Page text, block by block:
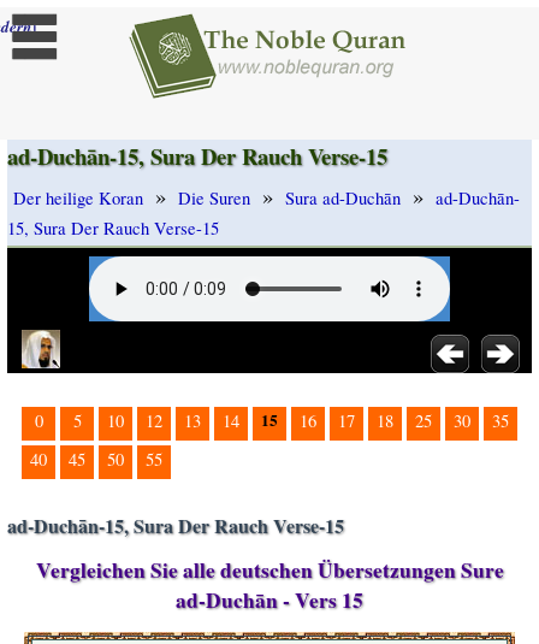
]
ad-Duchān-15, Sura Der Rauch Verse-15
Der heilige Koran » Die Suren » Sura ad-Duchān » ad-Duchān-
15, Sura Der Rauch Verse-15
0 5 10 12 13 14 15 16 17 18 25 30
35
40
45 50 55
ad-Duchān-15, Sura Der Rauch Verse-15
Vergleichen Sie alle deutschen Übersetzungen Sure
ad-Duchān - Vers 15